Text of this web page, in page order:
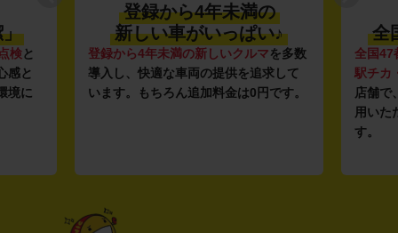
」
検と
感と
境に
登録から4年未満の
新しい車がいっぱい♪
登録から4年未満の新しいクルマを多数
導入し、快適な車両の提供を追求して
います。もちろん追加料金は0円です。
全
全国47
駅チカ
店舗で
用いた
す。